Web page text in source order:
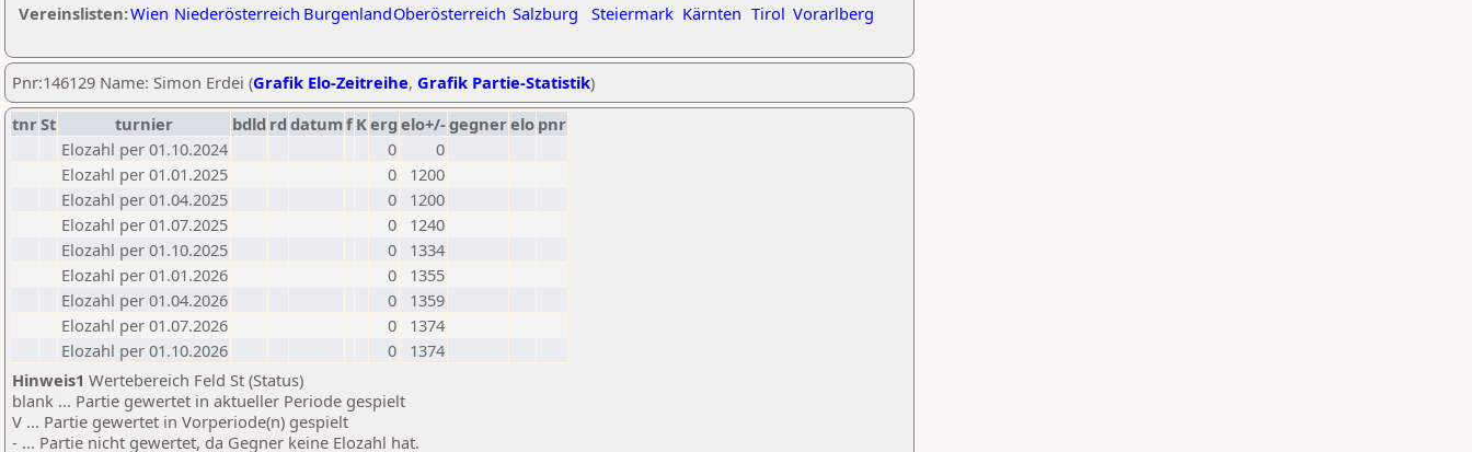
Vereinslisten:Wien Niederösterreich BurgenlandOberösterreich Salzburg Steiermark Kärnten Tirol Vorarlberg
Pnr:146129 Name: Simon Erdei (Grafik Elo-Zeitreihe, Grafik Partie-Statistik)
tnrSt turnier bdld rd datumf Kerg elo+/-gegnerelo pnr
Elozahl per 01.10.2024
0
0
Elozahl per 01.01.2025
0
1200
Elozahl per 01.04.2025
0
1200
Elozahl per 01.07.2025
0
1240
Elozahl per 01.10.2025
0
1334
Elozahl per 01.01.2026
0
1355
Elozahl per 01.04.2026
0
1359
Elozahl per 01.07.2026
0
1374
Elozahl per 01.10.2026
0
1374
Hinweis1 Wertebereich Feld St (Status)
blank ... Partie gewertet in aktueller Periode gespielt
V ... Partie gewertet in Vorperiode(n) gespielt
- ... Partie nicht gewertet, da Gegner keine Elozahl hat.